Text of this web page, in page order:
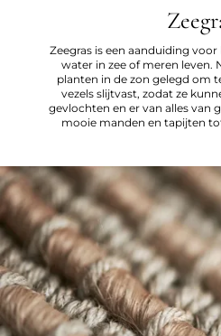
Zeegras is een aanduiding
water in zee of meren leven.
planten in de zon gelegd om
vezels slijtvast, zodat ze
gevlochten en er van alles van
mooie manden en tapijten